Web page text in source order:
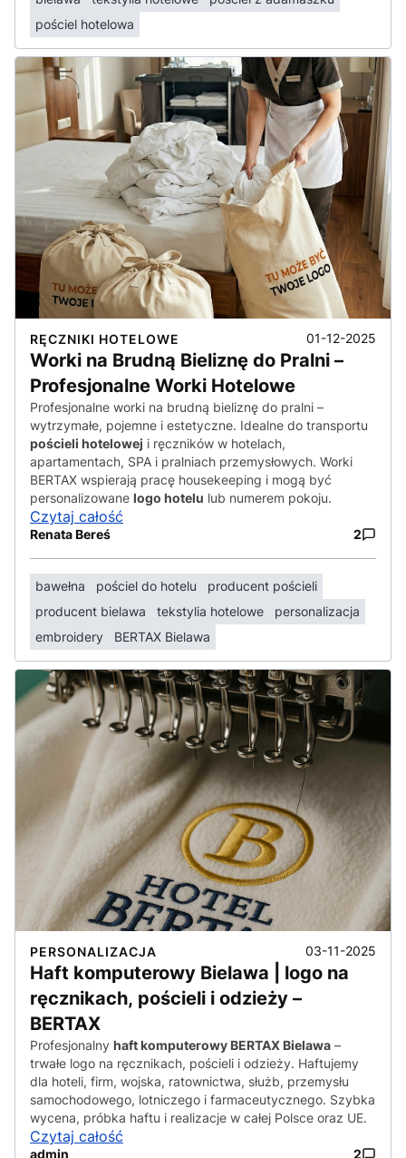
pościel hotelowa
RĘCZNIKI HOTELOWE 01-12-2025
Worki na Brudną Bieliznę do Pralni –
Profesjonalne Worki Hotelowe
Profesjonalne worki na brudną bieliznę do pralni –
wytrzymałe, pojemne i estetyczne. Idealne do transportu
pościeli hotelowej i ręczników w hotelach,
apartamentach, SPA i pralniach przemysłowych. Worki
BERTAX wspierają pracę housekeeping i mogą być
personalizowane logo hotelu lub numerem pokoju.
Czytaj całość
Renata Bereś 2
bawełna pościel do hotelu
producent pościeli
producent bielawa
tekstylia hotelowe
personalizacja
embroidery
BERTAX Bielawa
PERSONALIZACJA 03-11-2025
Haft komputerowy Bielawa | logo na
ręcznikach, pościeli i odzieży –
BERTAX
Profesjonalny haft komputerowy BERTAX Bielawa –
trwałe logo na ręcznikach, pościeli i odzieży. Haftujemy
dla hoteli, firm, wojska, ratownictwa, służb, przemysłu
samochodowego, lotniczego i farmaceutycznego. Szybka
wycena, próbka haftu i realizacje w całej Polsce oraz UE.
Czytaj całość
admin 2